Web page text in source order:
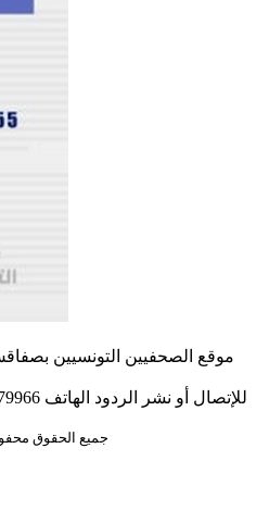
موقع الصحفيين التونسيين
جميع الحقوق